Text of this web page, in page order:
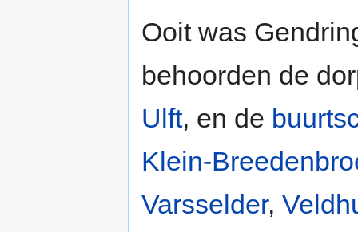
Ooit was
behoorden de
Ulft, en de
Klein-
Varsselder,